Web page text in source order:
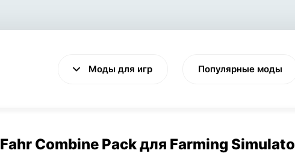
Моды для игр Популярные моды
Fahr Combine Pack для Farming